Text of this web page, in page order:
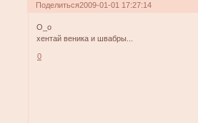
Поделиться2009-01-01 17:27:14
О_о
хентай веника и швабры...
0